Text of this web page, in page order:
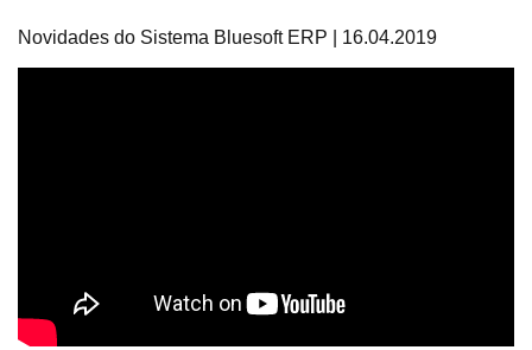
Novidades do Sistema Bluesoft ERP | 16.04.2019